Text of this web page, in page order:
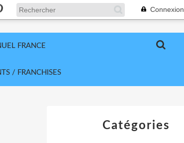
Connexion
FRANCE
/ FRANCHISES
Catégories